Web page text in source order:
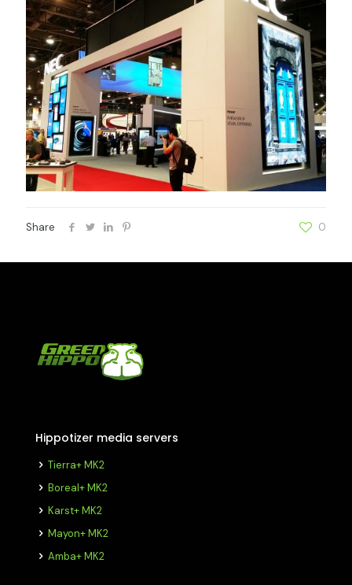
Share 0
Hippotizer media servers
Tierra+ MK2
Boreal+ MK2
Karst+ MK2
Mayon+ MK2
Amba+ MK2